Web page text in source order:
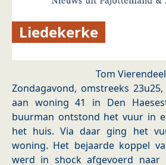
Liedekerke
Tom
Zondagavond, omstreeks
aan woning 41 in Den
buurman ontstond het vuur in
het huis. Via daar ging het
woning. Het bejaarde koppel
werd in shock afgevoerd naar